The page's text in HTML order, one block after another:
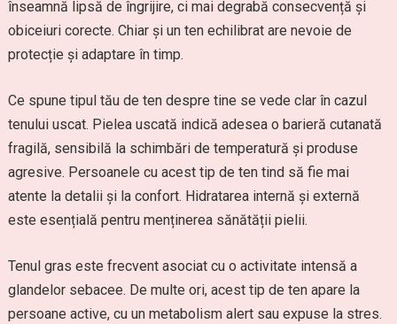
înseamnă lipsă de îngrijire, ci mai degrabă consecvență și
obiceiuri corecte. Chiar și un ten echilibrat are nevoie de
protecție și adaptare în timp.
Ce spune tipul tău de ten despre tine se vede clar în cazul
tenului uscat. Pielea uscată indică adesea o barieră cutanată
fragilă, sensibilă la schimbări de temperatură și produse
agresive. Persoanele cu acest tip de ten tind să fie mai
atente la detalii și la confort. Hidratarea internă și externă
este esențială pentru menținerea sănătății pielii.
Tenul gras este frecvent asociat cu o activitate intensă a
glandelor sebacee. De multe ori, acest tip de ten apare la
persoane active, cu un metabolism alert sau expuse la stres.